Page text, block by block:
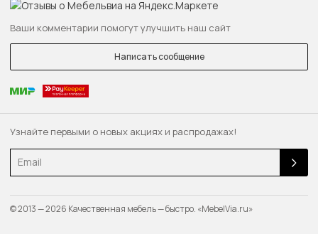
Узнайте первыми о новых акциях и распродажах!
Email
Ваши комментарии помогут улучшить наш сайт
Написать сообщение
© 2013 — 2026 Качественная мебель — быстро. «MebelVia.ru»